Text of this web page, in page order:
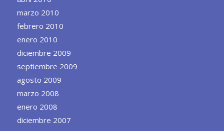
marzo 2010
febrero 2010
enero 2010
diciembre 2009
septiembre 2009
agosto 2009
marzo 2008
enero 2008
diciembre 2007